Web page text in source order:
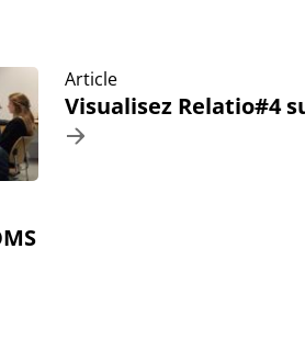
Article
Visualisez Relatio#4